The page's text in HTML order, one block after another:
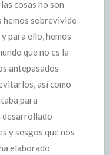
cosas no son
hemos sobrevivido
para ello, hemos
que no es la
antepasados
así como
para
desarrollado
y sesgos que nos
elaborado